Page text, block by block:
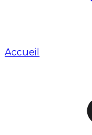
Accueil